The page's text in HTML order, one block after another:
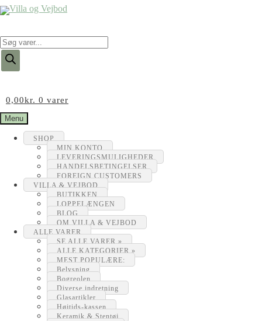
Products
search
0,00kr. 0 varer
Menu
SHOP
MIN KONTO
LEVERINGSMULIGHEDER
HANDELSBETINGELSER
FOREIGN CUSTOMERS
VILLA & VEJBOD
BUTIKKEN
LOPPELÆNGEN
BLOG
OM VILLA & VEJBOD
ALLE VARER
SE ALLE VARER »
ALLE KATEGORIER »
MEST POPULÆRE:
Belysning
Bogreolen
Diverse indretning
Glasartikler
Højtids-kassen
Keramik & Stentøj